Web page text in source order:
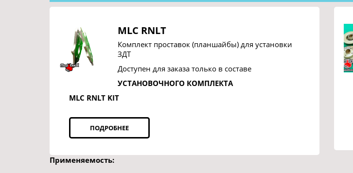
MLC RNLT
Комплект проставок (планшайбы) для установки
ЗДТ
Доступен для заказа только в составе
УСТАНОВОЧНОГО КОМПЛЕКТА
MLC RNLT KIT
ПОДРОБНЕЕ
Применяемость: